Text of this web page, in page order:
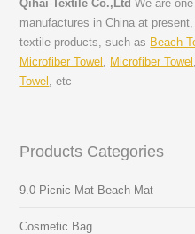
Qihai Textile Co.,LtdWe are
manufactures in China at
textile products, such as Beach
Microfiber Towel
Microfiber Towel
Towel
, etc
Products Categories
9.0 Picnic Mat Beach Mat
Cosmetic Bag